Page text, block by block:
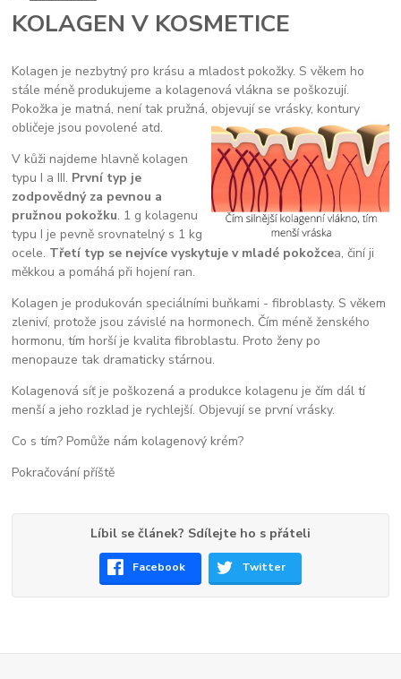
KOLAGEN V KOSMETICE
Kolagen je nezbytný pro krásu a mladost pokožky. S věkem ho
stále méně produkujeme a kolagenová vlákna se poškozují.
Pokožka je matná, není tak pružná, objevují se vrásky, kontury
obličeje jsou povolené atd.
V kůži najdeme hlavně kolagen
typu I a III. První typ je
zodpovědný za pevnou a
pružnou pokožku. 1 g kolagenu
typu I je pevně srovnatelný s 1 kg
ocele. Třetí typ se nejvíce vyskytuje v mladé pokožcea, činí ji
měkkou a pomáhá při hojení ran.
Kolagen je produkován speciálními buňkami - fibroblasty. S věkem
zleniví, protože jsou závislé na hormonech. Čím méně ženského
hormonu, tím horší je kvalita fibroblastu. Proto ženy po
menopauze tak dramaticky stárnou.
Kolagenová síť je poškozená a produkce kolagenu je čím dál tí
menší a jeho rozklad je rychlejší. Objevují se první vrásky.
Co s tím? Pomůže nám kolagenový krém?
Pokračování příště
Líbil se článek? Sdílejte ho s přáteli
Facebook Twitter